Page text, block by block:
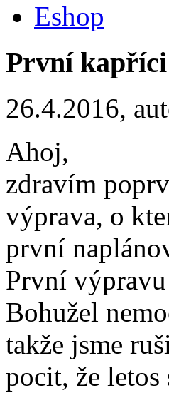
Eshop
První kapříci
26.4.2016,
Ahoj,
zdravím
výprava, o
první
První
Bohužel
takže jsme
pocit, že letos